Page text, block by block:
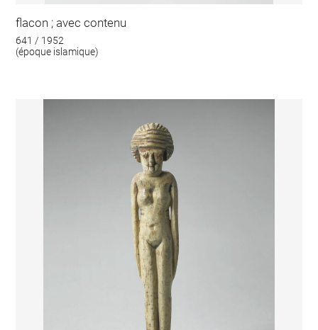
flacon ; avec contenu
641 / 1952
(époque islamique)